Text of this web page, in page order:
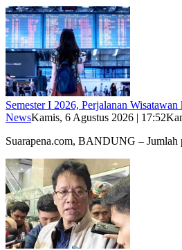
Semester I 2026, Perjalanan
NewsKamis, 6 Agustus 2026 | 17:52
Suarapena.com, BANDUNG –